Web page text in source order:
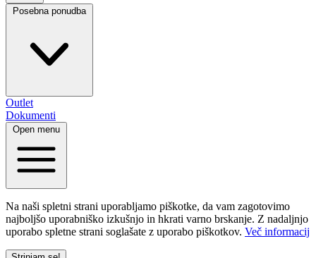
Posebna ponudba
Outlet
Dokumenti
Open menu
Na naši spletni strani uporabljamo piškotke, da vam zagotovimo
najboljšo uporabniško izkušnjo in hkrati varno brskanje. Z nadaljnjo
uporabo spletne strani soglašate z uporabo piškotkov. Več informacij